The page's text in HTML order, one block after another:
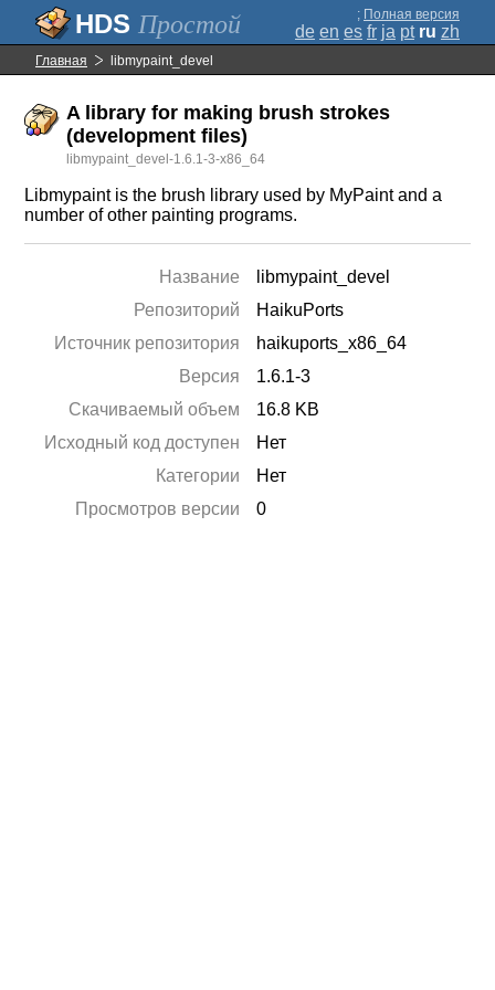
Простой ; Полная версия
de en es fr ja pt ru zh
Главная libmypaint_devel
A library for making brush strokes
(development files)
libmypaint_devel-1.6.1-3-x86_64
Libmypaint is the brush library used by MyPaint and a
number of other painting programs.
Название
libmypaint_devel
Репозиторий
HaikuPorts
Источник репозитория
haikuports_x86_64
Версия
1.6.1-3
Скачиваемый объем
16.8 KB
Исходный код доступен
Нет
Категории
Нет
Просмотров версии
0